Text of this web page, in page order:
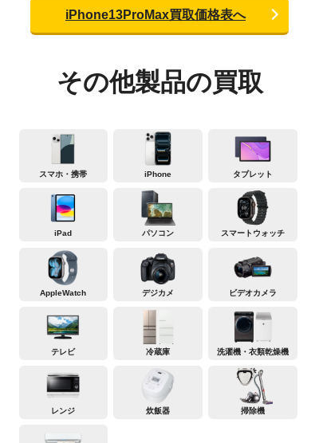
iPhone13ProMax買取価格表へ
その他製品の買取
スマホ・携帯 iPhone タブレット
iPad パソコン スマートウォッチ
AppleWatch デジカメ ビデオカメラ
テレビ 冷蔵庫 洗濯機・衣類乾燥機
レンジ 炊飯器 掃除機